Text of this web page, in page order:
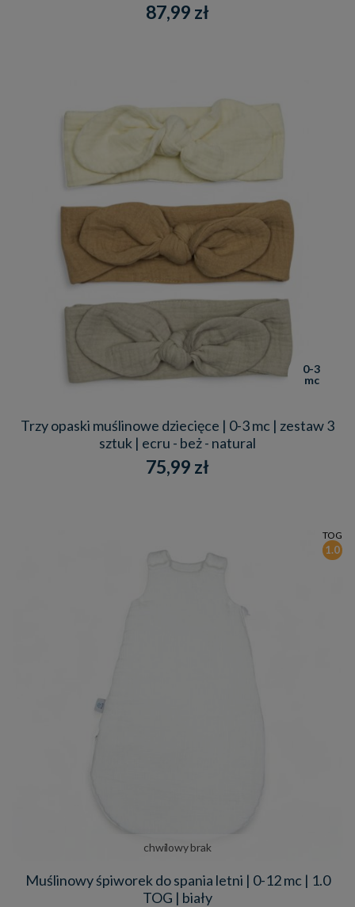
87,99 zł
0-3
mc
Trzy opaski muślinowe dziecięce | 0-3 mc | zestaw 3
sztuk | ecru - beż - natural
75,99 zł
TOG
1.0
chwilowy brak
Muślinowy śpiworek do spania letni | 0-12 mc | 1.0
TOG | biały